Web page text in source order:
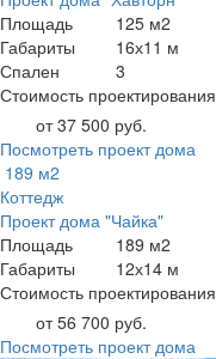
Площадь
125 м2
Габариты
16х11 м
Спален
3
Стоимость проектирования
от 37 500 руб.
Посмотреть проект дома
189 м2
Коттедж
Проект дома "Чайка"
Площадь
189 м2
Габариты
12х14 м
Стоимость проектирования
от 56 700 руб.
Посмотреть проект дома